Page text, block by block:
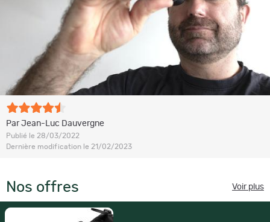
Par Jean-Luc Dauvergne
Publié le 28/03/2022
Dernière modification le 21/02/2023
Nos offres Voir plus